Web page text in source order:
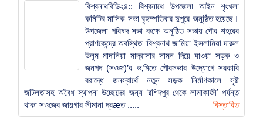
বিশ্বনাথে প্রবাসী বাবুল মিয়ার উদ্যোগে শতাধিক শিক্ষার্থীর মাঝে
শিক্ষা সামগ্রী বিতরণ
যুক্তরাজ্য ‘হাল ও ইস্ট রাইডিং’ যুবদলের পূর্ণাঙ্গ কমিটি : যুগ্ম
সাধারণ সম্পাদক বিশ্বনাথের শাহজাহান
বিশ্বনাথের স্থানীয় রাজনীতিতে ইউপি চেয়ারম্যান দয়াল উদ্দিনের
বিশ্বনাথবিডি২৪:: বিশ্বনাথে উপজেলা আইন শৃংখলা
কমিটির মাসিক সভা বৃহস্পতিবার দুপুরে অনুষ্ঠিত হয়েছে।
উপজেলা পরিষদ সভা কক্ষে অনুষ্ঠিত সভায় পৌর শহরের
প্রাণকেন্দ্রে অবস্থিত ‘বিশ্বনাথ জামিয়া ইসলামিয়া দারুল
উলুম মাদানিয়া মাদ্রাসার সামন দিয়ে যাওয়া সড়ক ও
জনপদ (সওজ)’র ভ‚মিতে পৌরসভার উদ্যোগে সরকারি
বরাদ্ধে জনস্বার্থে নতুন সড়ক নির্মাণকালে সৃষ্ট
জটিলতাসহ অবৈধ স্থাপনা উচ্ছেদের জন্য ‘রশিদপুর থেকে লামাকাজী’ পর্যন্ত
থাকা সওজের জায়গার সীমানা দ্রæত .....
বিস্তারিত